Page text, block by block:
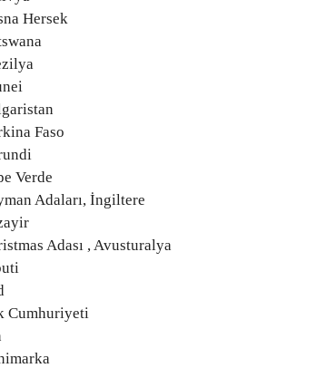
Hersek
Faso
Verde
Adaları, İngiltere
Adası , Avusturalya
Cumhuriyeti